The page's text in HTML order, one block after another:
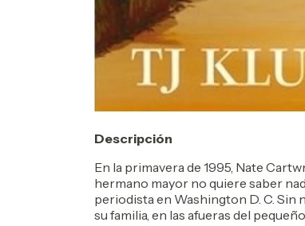
Descripción
En la primavera de 1995, Nate
hermano mayor no quiere saber
periodista en Washington D. C. Sin
su familia, en las afueras del